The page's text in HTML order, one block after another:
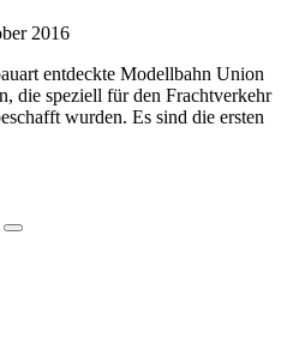
2016
entdeckte Modellbahn Union
die speziell für den Frachtverkehr
wurden. Es sind die ersten